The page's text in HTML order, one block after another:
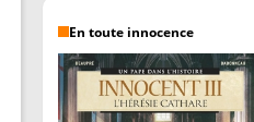
En toute innocence